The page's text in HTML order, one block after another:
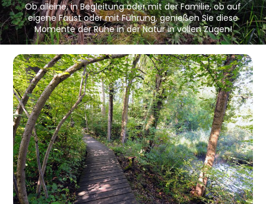
Ob alleine, in Begleitung oder mit der Familie, ob auf
eigene Faust oder mit Führung, genießen Sie diese
Momente der Ruhe in der Natur in vollen Zügen!